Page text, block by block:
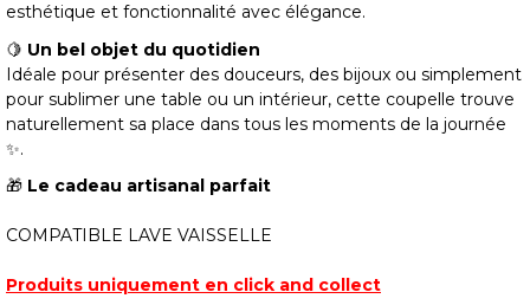
esthétique et fonctionnalité avec élégance.
🍋 Un bel objet du quotidien
Idéale pour présenter des douceurs, des bijoux ou simplement
pour sublimer une table ou un intérieur, cette coupelle trouve
naturellement sa place dans tous les moments de la journée
✨.
🎁 Le cadeau artisanal parfait
COMPATIBLE LAVE VAISSELLE
Produits uniquement en click and collect